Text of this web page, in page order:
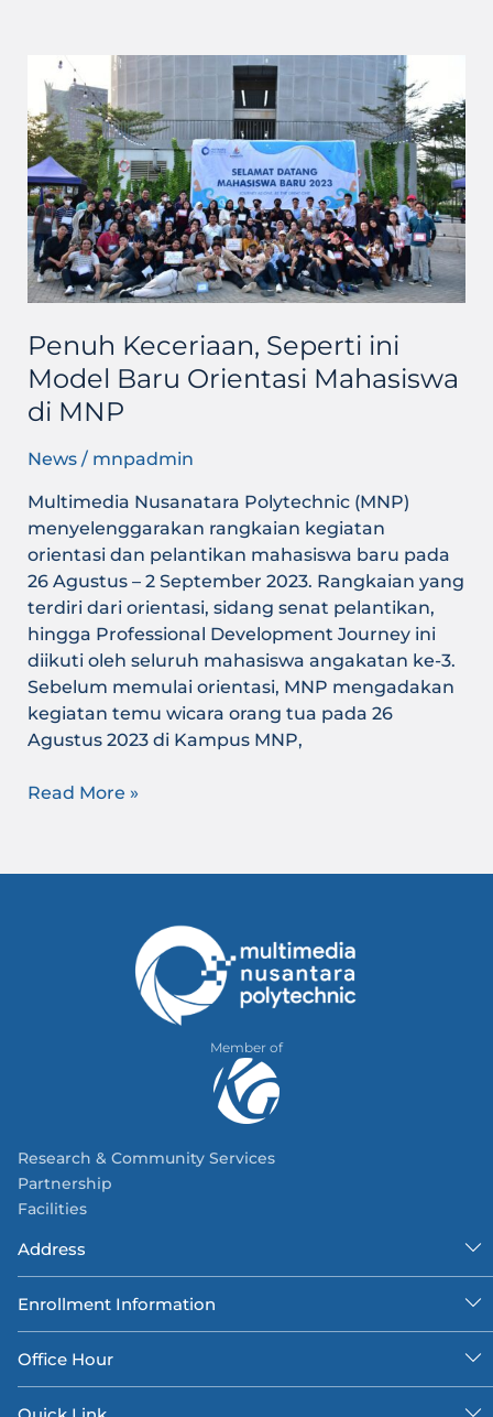
Penuh Keceriaan, Seperti ini
Model Baru Orientasi Mahasiswa
di MNP
News/ mnpadmin
Multimedia Nusanatara Polytechnic (MNP)
menyelenggarakan rangkaian kegiatan
orientasi dan pelantikan mahasiswa baru pada
26 Agustus – 2 September 2023. Rangkaian yang
terdiri dari orientasi, sidang senat pelantikan,
hingga Professional Development Journey ini
diikuti oleh seluruh mahasiswa angakatan ke-3.
Sebelum memulai orientasi, MNP mengadakan
kegiatan temu wicara orang tua pada 26
Agustus 2023 di Kampus MNP,
Penuh
Keceriaan,
Seperti
ini
Model
Baru
Orientasi
Mahasiswa
di
MNP
Read More »
Member of
Research & Community Services
Partnership
Facilities
Address
Enrollment Information
Office Hour